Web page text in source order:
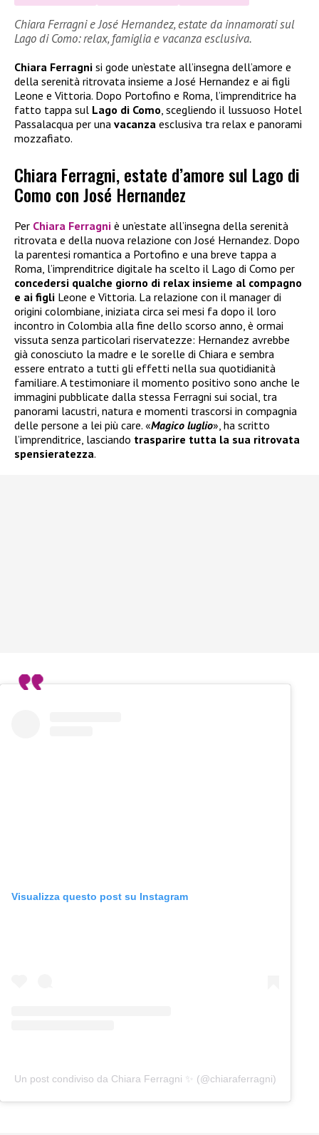
Chiara Ferragni e José Hernandez, estate da innamorati sul
Lago di Como: relax, famiglia e vacanza esclusiva.
Chiara Ferragni si gode un’estate all’insegna dell’amore e
della serenità ritrovata insieme a José Hernandez e ai figli
Leone e Vittoria. Dopo Portofino e Roma, l’imprenditrice ha
fatto tappa sul Lago di Como, scegliendo il lussuoso Hotel
Passalacqua per una vacanza esclusiva tra relax e panorami
mozzafiato.
Chiara Ferragni, estate d’amore sul Lago di
Como con José Hernandez
Per Chiara Ferragni è un’estate all’insegna della serenità
ritrovata e della nuova relazione con José Hernandez. Dopo
la parentesi romantica a Portofino e una breve tappa a
Roma, l’imprenditrice digitale ha scelto il Lago di Como per
concedersi qualche giorno di relax insieme al compagno
e ai figli Leone e Vittoria. La relazione con il manager di
origini colombiane, iniziata circa sei mesi fa dopo il loro
incontro in Colombia alla fine dello scorso anno, è ormai
vissuta senza particolari riservatezze: Hernandez avrebbe
già conosciuto la madre e le sorelle di Chiara e sembra
essere entrato a tutti gli effetti nella sua quotidianità
familiare. A testimoniare il momento positivo sono anche le
immagini pubblicate dalla stessa Ferragni sui social, tra
panorami lacustri, natura e momenti trascorsi in compagnia
delle persone a lei più care. «Magico luglio», ha scritto
l’imprenditrice, lasciando trasparire tutta la sua ritrovata
spensieratezza.
Visualizza questo post su Instagram
Un post condiviso da Chiara Ferragni ✨ (@chiaraferragni)